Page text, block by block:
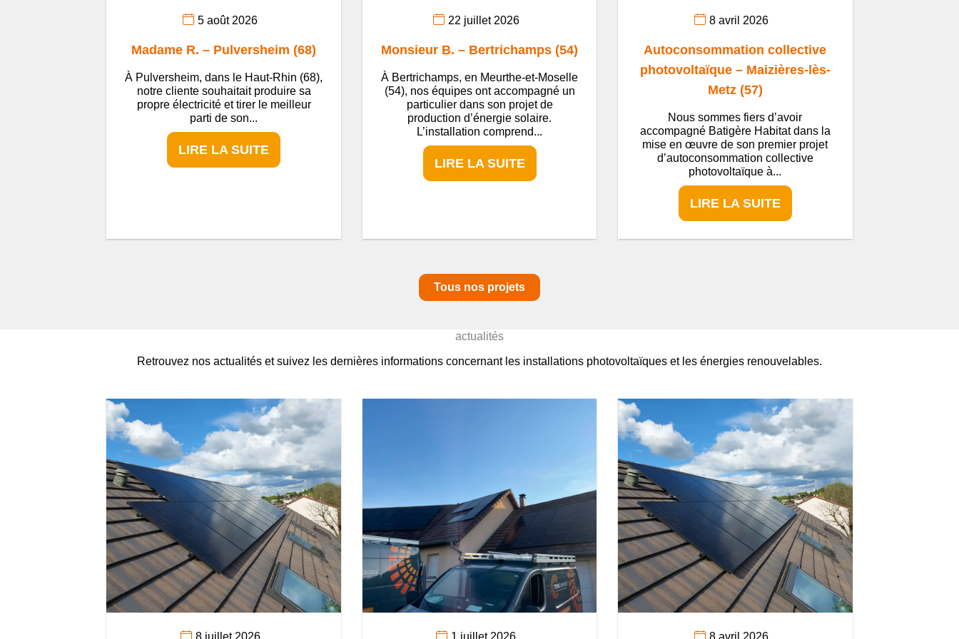
5 août 2026
Madame R. – Pulversheim (68)
À Pulversheim, dans le Haut-Rhin (68),
notre cliente souhaitait produire sa
propre électricité et tirer le meilleur
parti de son...
LIRE LA SUITE
22 juillet 2026
Monsieur B. – Bertrichamps (54)
À Bertrichamps, en Meurthe-et-Moselle
(54), nos équipes ont accompagné un
particulier dans son projet de
production d’énergie solaire.
L’installation comprend...
LIRE LA SUITE
8 avril 2026
Autoconsommation collective
photovoltaïque – Maizières-lès-
Metz (57)
Nous sommes fiers d’avoir
accompagné Batigère Habitat dans la
mise en œuvre de son premier projet
d’autoconsommation collective
photovoltaïque à...
LIRE LA SUITE
Tous nos projets
actualités
Retrouvez nos actualités et suivez les dernières informations concernant les installations photovoltaïques et les énergies renouvelables.